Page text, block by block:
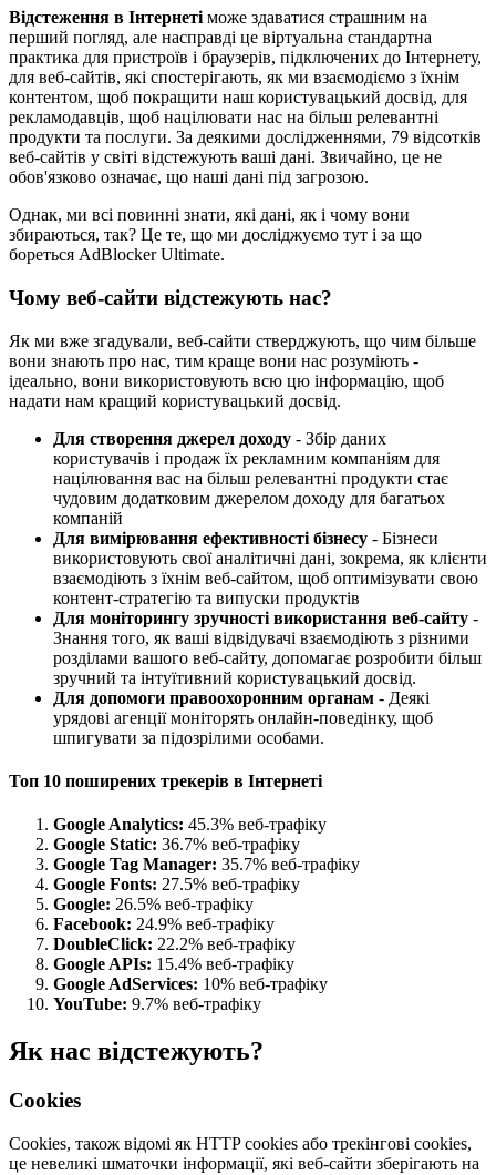
Відстеження в Інтернеті може здаватися страшним на
перший погляд, але насправді це віртуальна стандартна
практика для пристроїв і браузерів, підключених до Інтернету,
для веб-сайтів, які спостерігають, як ми взаємодіємо з їхнім
контентом, щоб покращити наш користувацький досвід, для
рекламодавців, щоб націлювати нас на більш релевантні
продукти та послуги. За деякими дослідженнями, 79 відсотків
веб-сайтів у світі відстежують ваші дані. Звичайно, це не
обов'язково означає, що наші дані під загрозою.
Однак, ми всі повинні знати, які дані, як і чому вони
збираються, так? Це те, що ми досліджуємо тут і за що
бореться AdBlocker Ultimate.
Чому веб-сайти відстежують нас?
Як ми вже згадували, веб-сайти стверджують, що чим більше
вони знають про нас, тим краще вони нас розуміють -
ідеально, вони використовують всю цю інформацію, щоб
надати нам кращий користувацький досвід.
Для створення джерел доходу - Збір даних
користувачів і продаж їх рекламним компаніям для
націлювання вас на більш релевантні продукти стає
чудовим додатковим джерелом доходу для багатьох
компаній
Для вимірювання ефективності бізнесу - Бізнеси
використовують свої аналітичні дані, зокрема, як клієнти
взаємодіють з їхнім веб-сайтом, щоб оптимізувати свою
контент-стратегію та випуски продуктів
Для моніторингу зручності використання веб-сайту -
Знання того, як ваші відвідувачі взаємодіють з різними
розділами вашого веб-сайту, допомагає розробити більш
зручний та інтуїтивний користувацький досвід.
Для допомоги правоохоронним органам - Деякі
урядові агенції моніторять онлайн-поведінку, щоб
шпигувати за підозрілими особами.
Топ 10 поширених трекерів в Інтернеті
Google Analytics: 45.3% веб-трафіку
Google Static: 36.7% веб-трафіку
Google Tag Manager: 35.7% веб-трафіку
Google Fonts: 27.5% веб-трафіку
Google: 26.5% веб-трафіку
Facebook: 24.9% веб-трафіку
DoubleClick: 22.2% веб-трафіку
Google APIs: 15.4% веб-трафіку
Google AdServices: 10% веб-трафіку
YouTube: 9.7% веб-трафіку
Як нас відстежують?
Cookies
Cookies, також відомі як HTTP cookies або трекінгові cookies,
це невеликі шматочки інформації, які веб-сайти зберігають на